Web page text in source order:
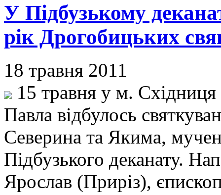
У Підбузькому
рік Дрогобицьких
18 травня 2011
15 травня у м. Східниця
Павла відбулось
Северина та Якима,
Підбузького деканату.
Ярослав (Приріз),